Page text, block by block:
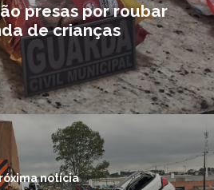
presas por roubar
de crianças
notícia